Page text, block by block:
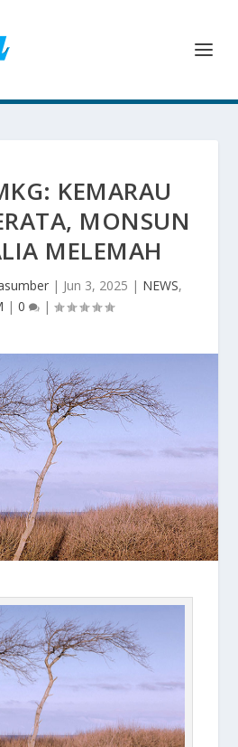
KEMARAU
MONSUN
MELEMAH
| Jun 3, 2025 | NEWS,
| 0 |